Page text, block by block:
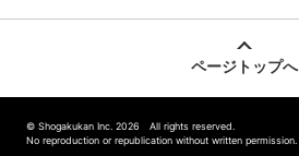
ページトップへ
© Shogakukan Inc. 2026 All rights reserved.
No reproduction or republication without written permission.